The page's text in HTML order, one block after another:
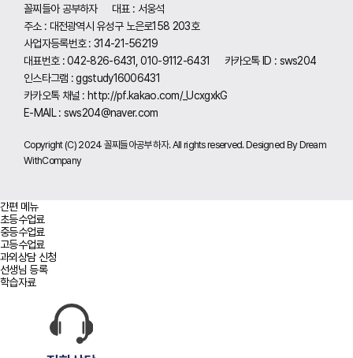
꼴찌들아 공부하자
대표 : 서웅석
주소 : 대전광역시 유성구 노은로158 203호
사업자등록번호 : 314-21-56219
대표번호 : 042-826-6431, 010-9112-6431
카카오톡 ID : sws204
인스타그램 : ggstudy16006431
카카오톡 채널 : http://pf.kakao.com/_UcxgxkG
E-MAIL : sws204@naver.com
Copyright (C) 2024 꼴찌들아공부하자. All rights reserved. Designed By Dream
WithCompany
간편 메뉴
초등수업료
중등수업료
고등수업료
과외상담 신청
선생님 등록
학습자료